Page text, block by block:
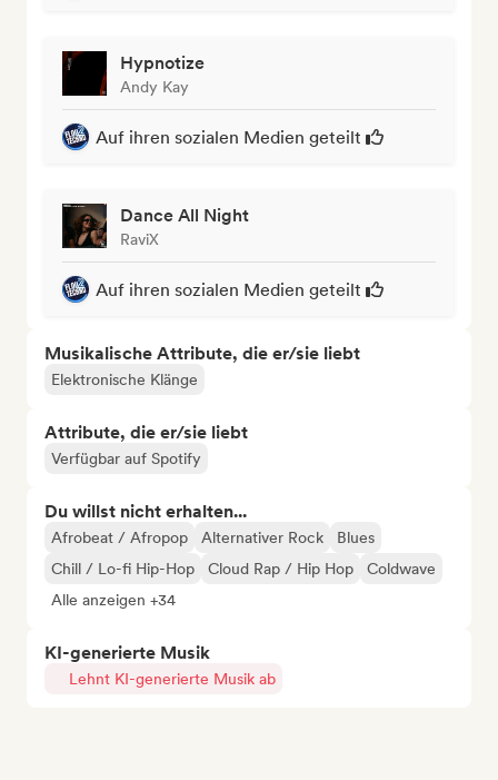
Hypnotize
Andy Kay
Auf ihren sozialen Medien geteilt
Dance All Night
RaviX
Auf ihren sozialen Medien geteilt
Musikalische Attribute, die er/sie liebt
Elektronische Klänge
Attribute, die er/sie liebt
Verfügbar auf Spotify
Du willst nicht erhalten...
Afrobeat / Afropop Alternativer Rock
Blues
Chill / Lo-fi Hip-Hop
Cloud Rap / Hip Hop
Coldwave
Alle anzeigen +34
KI-generierte Musik
Lehnt KI-generierte Musik ab